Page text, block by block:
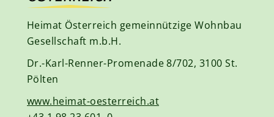
Heimat Österreich gemeinnützige Wohnbau
Gesellschaft m.b.H.
Dr.-Karl-Renner-Promenade 8/702, 3100 St.
Pölten
www.heimat-oesterreich.at